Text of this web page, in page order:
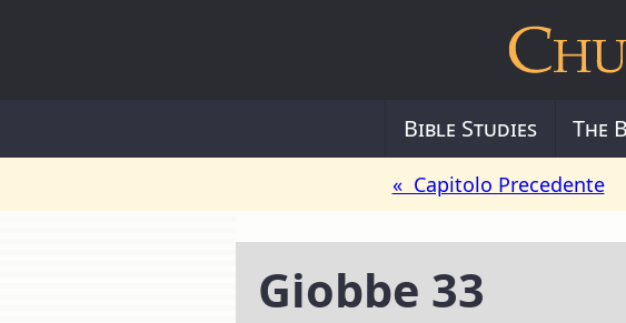
Bible Studies The
« Capitolo Precedente
Giobbe 33